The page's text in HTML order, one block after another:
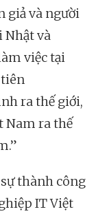
giả và người
Nhật và
việc tại
tiên
ra thế giới,
Nam ra thế
thành công
IT Việt